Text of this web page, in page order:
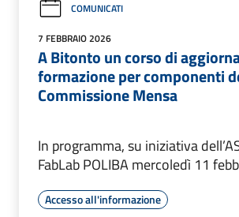
COMUNICATI
7 FEBBRAIO 2026
A Bitonto un corso di
formazione per componenti
Commissione Mensa
In programma, su iniziativa
FabLab POLIBA mercoledì 11
Accesso all'informazione